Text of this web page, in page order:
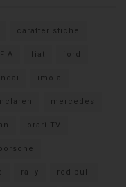
caratteristiche
FIA fiat ford
imola
mercedes
orari TV
rally red bull